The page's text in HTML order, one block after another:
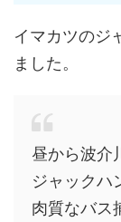
イマカツのジ
ました。
昼から波介
ジャックハ
肉質なバス